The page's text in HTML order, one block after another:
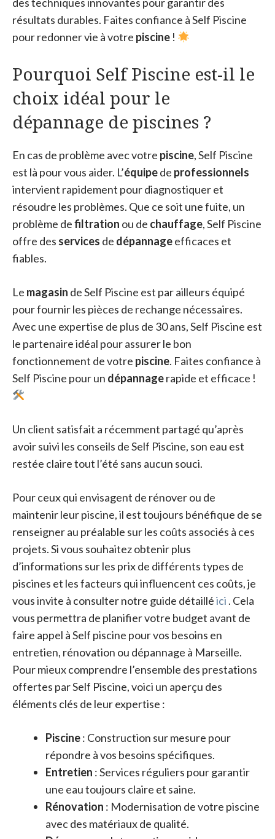
résultats durables. Faites confiance à Self Piscine
pour redonner vie à votre piscine !
Pourquoi Self Piscine est-il le
choix idéal pour le
dépannage de piscines ?
En cas de problème avec votre piscine, Self Piscine
est là pour vous aider. L’équipede professionnels
intervient rapidement pour diagnostiquer et
résoudre les problèmes. Que ce soit une fuite, un
problème defiltration ou de chauffage, Self Piscine
offre des services de dépannageefficaces et
fiables.
Le magasin de Self Piscine est par ailleurs équipé
pour fournir les pièces de rechange nécessaires.
Avec une expertise de plus de 30 ans, Self Piscine est
le partenaire idéal pour assurer le bon
fonctionnement de votre piscine. Faites confiance à
Self Piscine pour un dépannagerapide et efficace !
Un client satisfait a récemment partagé qu’après
avoir suivi les conseils de Self Piscine, son eau est
restée claire tout l’été sans aucun souci.
Pour ceux qui envisagent de rénover ou de
maintenir leur piscine, il est toujours bénéfique de se
renseigner au préalable sur les coûts associés à ces
projets. Si vous souhaitez obtenir plus
d’informations sur les prix de différents types de
piscines et les facteurs qui influencent ces coûts, je
vous invite à consulter notre guide détailléici . Cela
vous permettra de planifier votre budget avant de
faire appel à Self piscine pour vos besoins en
entretien, rénovation ou dépannage à Marseille.
Pour mieux comprendre l’ensemble des prestations
offertes par Self Piscine, voici un aperçu des
éléments clés de leur expertise :
Piscine: Construction sur mesure pour
répondre à vos besoins spécifiques.
Entretien : Services réguliers pour garantir
une eau toujours claire et saine.
Rénovation : Modernisation de votre piscine
avec des matériaux de qualité.